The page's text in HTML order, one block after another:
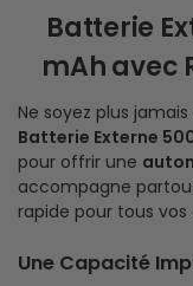
Batterie
mAh avec
Ne soyez plus
Batterie Externe
pour offrir une
accompagne
rapide pour tous vos
Une Capacité